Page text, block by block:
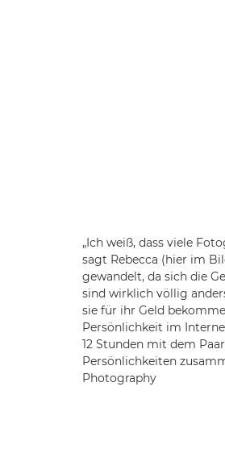
„Ich weiß, dass viele
sagt Rebecca (hier im
gewandelt, da sich die
sind wirklich völlig
sie für ihr Geld
Persönlichkeit im
12 Stunden mit dem
Persönlichkeiten
Photography